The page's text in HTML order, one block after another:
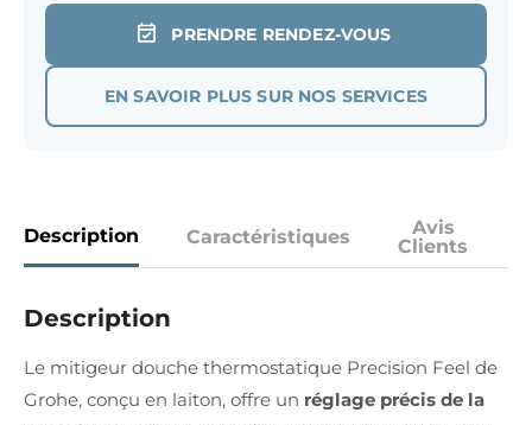
PRENDRE RENDEZ-VOUS
EN SAVOIR PLUS SUR NOS SERVICES
Description Caractéristiques
Avis
Clients
Description
Le mitigeur douche thermostatique Precision Feel de
Grohe, conçu en laiton, offre un réglage précis de la